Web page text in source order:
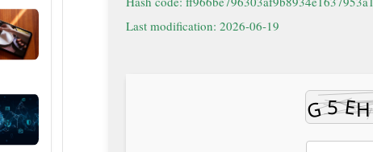
Last modification: 2026-06-19